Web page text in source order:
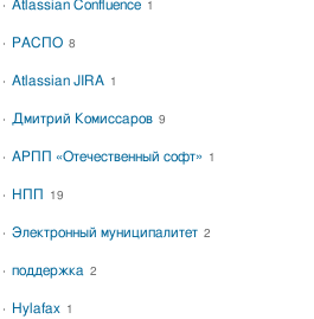
Atlassian Confluence 1
РАСПО 8
Atlassian JIRA 1
Дмитрий Комиссаров 9
АРПП «Отечественный софт» 1
НПП 19
Электронный муниципалитет 2
поддержка 2
Hylafax 1